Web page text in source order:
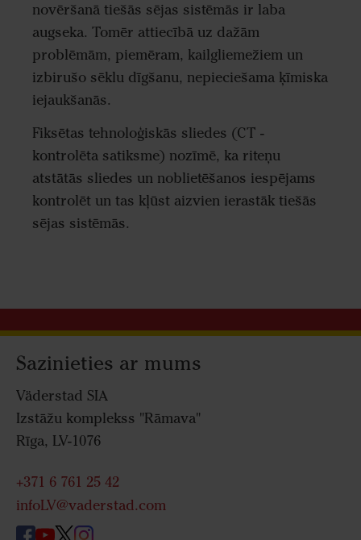
novēršanā tiešās sējas sistēmās ir laba
augseka. Tomēr attiecībā uz dažām
problēmām, piemēram, kailgliemežiem un
izbirušo sēklu dīgšanu, nepieciešama ķīmiska
iejaukšanās.
Fiksētas tehnoloģiskās sliedes (CT -
kontrolēta satiksme) nozīmē, ka riteņu
atstātās sliedes un noblietēšanos iespējams
kontrolēt un tas kļūst aizvien ierastāk tiešās
sējas sistēmās.
Sazinieties ar mums
Väderstad SIA
Izstāžu komplekss "Rāmava"
Rīga, LV-1076
+371 6 761 25 42
infoLV@vaderstad.com